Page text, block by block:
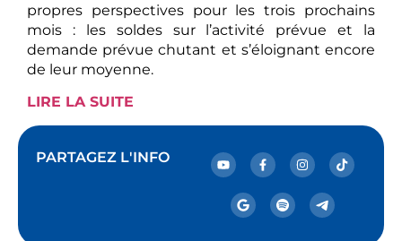
propres perspectives pour les trois prochains
mois : les soldes sur l’activité prévue et la
demande prévue chutant et s’éloignant encore
de leur moyenne.
LIRE LA SUITE
PARTAGEZ L'INFO